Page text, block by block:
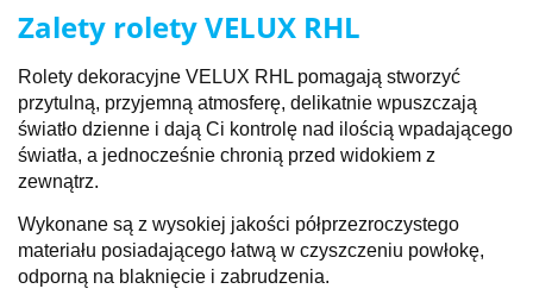
Zalety rolety VELUX RHL
Rolety dekoracyjne VELUX RHL pomagają stworzyć
przytulną, przyjemną atmosferę, delikatnie wpuszczają
światło dzienne i dają Ci kontrolę nad ilością wpadającego
światła, a jednocześnie chronią przed widokiem z
zewnątrz.
Wykonane są z wysokiej jakości półprzezroczystego
materiału posiadającego łatwą w czyszczeniu powłokę,
odporną na blaknięcie i zabrudzenia.